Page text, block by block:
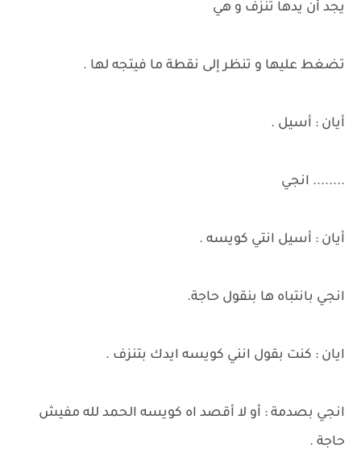
يجد أن يدها تنزف و هي
تضغط عليها و تنظر إلى نقطة ما فيتجه لها .
أيان : أسيل .
........ انجي
أيان : أسيل انتي كويسه .
انجي بانتباه ها بنقول حاجة.
ايان : كنت بقول انني كويسه ايدك بتنزف .
انجي بصدمة : أو لا أقصد اه كويسه الحمد لله مفيش
حاجة .